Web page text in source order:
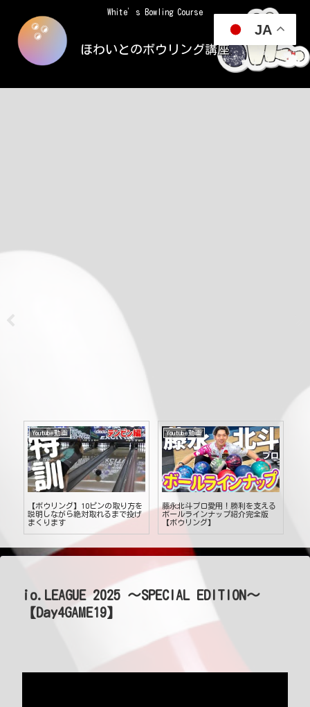
White’s Bowling Course
ほわいとのボウリング講座
Youtube動画
【ボウリング】10ピンの取り方を
説明しながら絶対取れるまで投げ
まくります
Youtube動画
藤永北斗プロ愛用！勝利を支える
ボールラインナップ紹介完全版
【ボウリング】
io.LEAGUE 2025 ～SPECIAL EDITION～
【Day4GAME19】
JA